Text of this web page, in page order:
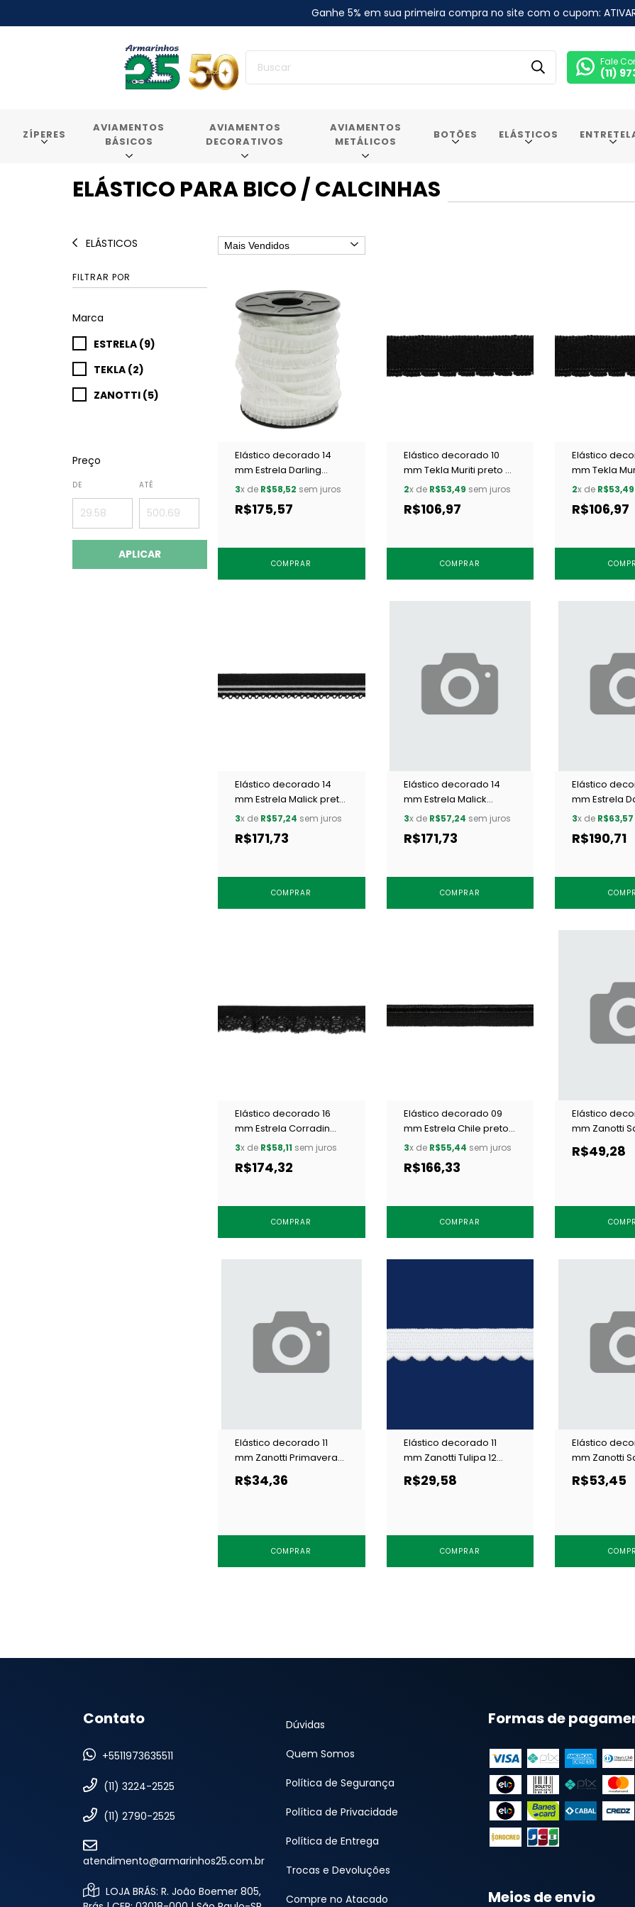
Ganhe 5% em sua primeira compra no site com o cupom:
Fale
(11)
ZÍPERES
AVIAMENTOS
BÁSICOS
AVIAMENTOS
DECORATIVOS
AVIAMENTOS
METÁLICOS
BOTÕES ELÁSTICOS
ELÁSTICO PARA BICO / CALCINHAS
ELÁSTICOS
FILTRAR POR
Marca
ESTRELA (9)
TEKLA (2)
ZANOTTI (5)
Preço
DE ATÉ
APLICAR
Elástico decorado 14
mm Estrela Darling
branco c/ 50 m
3x de R$58,52 sem juros
R$175,57
COMPRAR
Elástico decorado 10
mm Tekla Muriti preto c/
50 m
2x de R$53,49 sem juros
R$106,97
COMPRAR
Elástico
mm Tekla
c/ 50 m
2x de R$53,49
R$106,97
Elástico decorado 14
mm Estrela Malick preto
c/ 50 m
3x de R$57,24 sem juros
R$171,73
COMPRAR
Elástico decorado 14
mm Estrela Malick
branco c/ 50 m
3x de R$57,24 sem juros
R$171,73
COMPRAR
Elástico
mm Estrela
preto c/ 50 m
3x de R$63,57
R$190,71
Elástico decorado 16
mm Estrela Corradin
preto c/ 50 m
3x de R$58,11 sem juros
R$174,32
COMPRAR
Elástico decorado 09
mm Estrela Chile preto
c/ 50 m
3x de R$55,44 sem juros
R$166,33
COMPRAR
Elástico
mm Zanotti
branco c/ 50
R$49,28
Elástico decorado 11
mm Zanotti Primavera
12 preto c/ 50 m
R$34,36
COMPRAR
Elástico decorado 11
mm Zanotti Tulipa 12
preto c/ 50 m
R$29,58
COMPRAR
Elástico
mm Zanotti
preto c/ 50 m
R$53,45
Contato
+5511973635511
(11) 3224-2525
(11) 2790-2525
atendimento@armarinhos25.com.br
LOJA BRÁS: R. João Boemer 805,
Dúvidas
Quem Somos
Política de Segurança
Política de Privacidade
Política de Entrega
Trocas e Devoluções
Compre no Atacado
Formas de
Meios de envio